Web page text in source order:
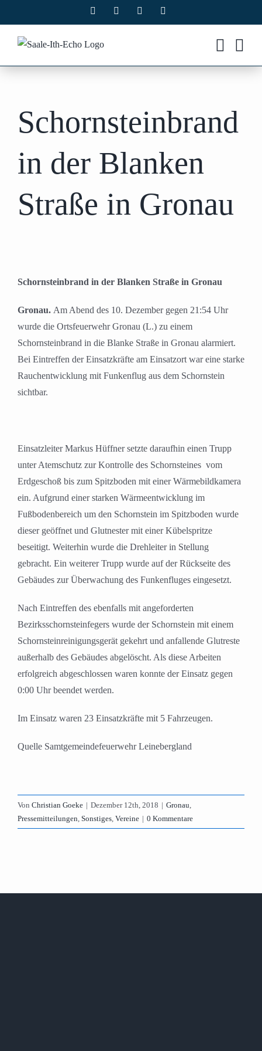
Inhalt
springen
Facebook Instagram
Schornsteinbrand
in der Blanken
Straße in Gronau
Schornsteinbrand in der Blanken Straße in Gronau
Gronau. Am Abend des 10. Dezember gegen 21:54 Uhr
wurde die Ortsfeuerwehr Gronau (L.) zu einem
Schornsteinbrand in die Blanke Straße in Gronau alarmiert.
Bei Eintreffen der Einsatzkräfte am Einsatzort war eine starke
Rauchentwicklung mit Funkenflug aus dem Schornstein
sichtbar.
Einsatzleiter Markus Hüffner setzte daraufhin einen Trupp
unter Atemschutz zur Kontrolle des Schornsteines vom
Erdgeschoß bis zum Spitzboden mit einer Wärmebildkamera
ein. Aufgrund einer starken Wärmeentwicklung im
Fußbodenbereich um den Schornstein im Spitzboden wurde
dieser geöffnet und Glutnester mit einer Kübelspritze
beseitigt. Weiterhin wurde die Drehleiter in Stellung
gebracht. Ein weiterer Trupp wurde auf der Rückseite des
Gebäudes zur Überwachung des Funkenfluges eingesetzt.
Nach Eintreffen des ebenfalls mit angeforderten
Bezirksschornsteinfegers wurde der Schornstein mit einem
Schornsteinreinigungsgerät gekehrt und anfallende Glutreste
außerhalb des Gebäudes abgelöscht. Als diese Arbeiten
erfolgreich abgeschlossen waren konnte der Einsatz gegen
0:00 Uhr beendet werden.
Im Einsatz waren 23 Einsatzkräfte mit 5 Fahrzeugen.
Quelle Samtgemeindefeuerwehr Leinebergland
Von Christian Goeke | Dezember 12th, 2018 | Gronau,
Pressemitteilungen, Sonstiges, Vereine | 0 Kommentare